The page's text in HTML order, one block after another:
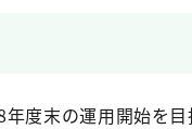
度末の運用開始を目